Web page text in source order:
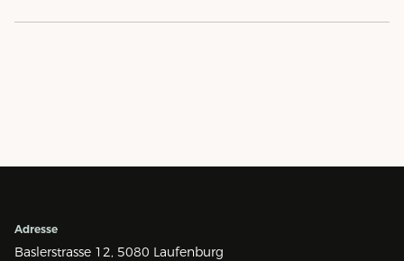
Adresse
Baslerstrasse 12, 5080 Laufenburg